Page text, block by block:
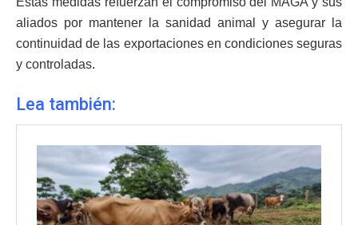
aliados por mantener la sanidad animal y asegurar la
continuidad de las exportaciones en condiciones seguras
y controladas.
Lea también: